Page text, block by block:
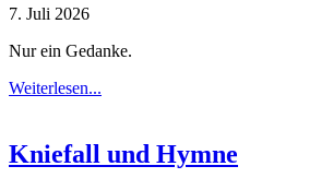
7. Juli 2026
Nur ein Gedanke.
Weiterlesen...
Kniefall und Hymne